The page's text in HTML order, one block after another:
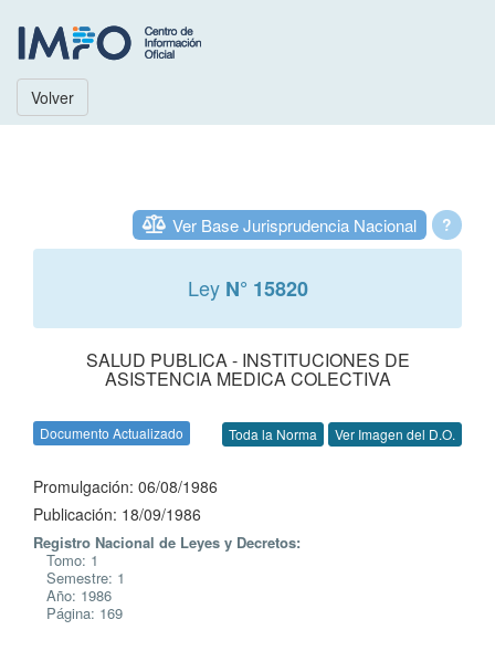
Volver
?
Ver Base Jurisprudencia Nacional
Ley N° 15820
SALUD PUBLICA - INSTITUCIONES DE
ASISTENCIA MEDICA COLECTIVA
Documento Actualizado Toda la Norma Ver Imagen del D.O.
Promulgación: 06/08/1986
Publicación: 18/09/1986
Registro Nacional de Leyes y Decretos:
Tomo: 1
Semestre: 1
Año: 1986
Página: 169